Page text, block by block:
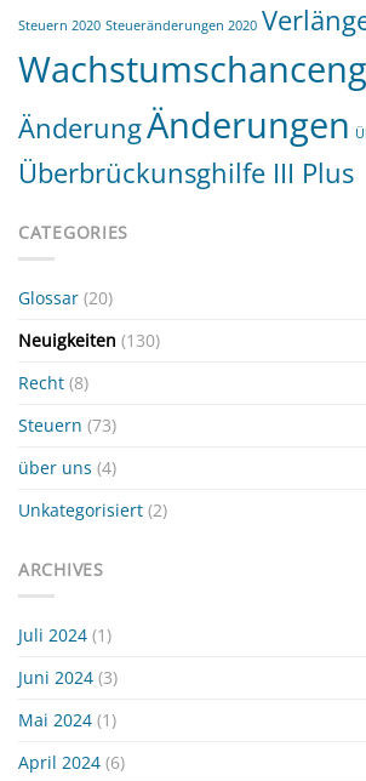
Steuern 2020 Steueränderungen 2020
ÄnderungÄnderungen
Überbrückunsghilfe III Plus
CATEGORIES
Glossar (20)
Neuigkeiten (130)
Recht (8)
Steuern (73)
über uns (4)
Unkategorisiert (2)
ARCHIVES
Juli 2024 (1)
Juni 2024 (3)
Mai 2024 (1)
April 2024 (6)